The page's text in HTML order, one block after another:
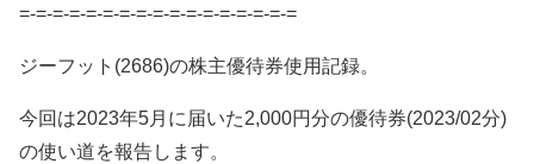
=-=-=-=-=-=-=-=-=-=-=-=-=-=-=-=-=
ジーフット(2686)の株主優待券使用記録。
今回は2023年5月に届いた2,000円分の優待券(2023/02分)
の使い道を報告します。